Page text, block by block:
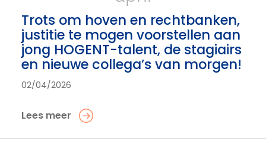
Trots om hoven en rechtbanken,
justitie te mogen voorstellen aan
jong HOGENT-talent, de stagiairs
en nieuwe collega’s van morgen!
02/04/2026
Lees meer